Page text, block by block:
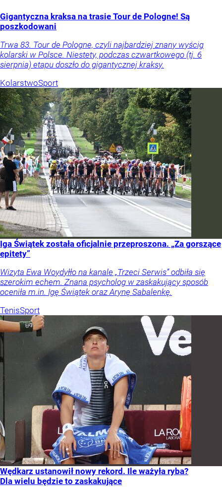
Gigantyczna kraksa na trasie Tour de Pologne! Są
poszkodowani
Trwa 83. Tour de Pologne, czyli najbardziej znany wyścig
kolarski w Polsce. Niestety, podczas czwartkowego (tj. 6
sierpnia) etapu doszło do gigantycznej kraksy.
KolarstwoSport
Iga Świątek została oficjalnie przeproszona. „Za gorszące
epitety”
Wizyta Ewa Woydyłło na kanale „Trzeci Serwis” odbiła się
szerokim echem. Znana psycholog w zaskakujący sposób
oceniła m.in. Igę Świątek oraz Arynę Sabalenkę.
TenisSport
Wędkarz ustanowił nowy rekord. Ile ważyła ryba?
Dla wielu będzie to zaskakujące